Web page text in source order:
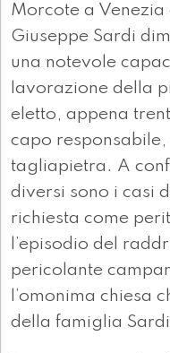
Morcote a
Giuseppe Sardi
una notevole
lavorazione della
eletto, appena
capo
tagliapietra. A
diversi sono i casi
richiesta come
l’episodio del
pericolante
l’omonima chiesa
della famiglia